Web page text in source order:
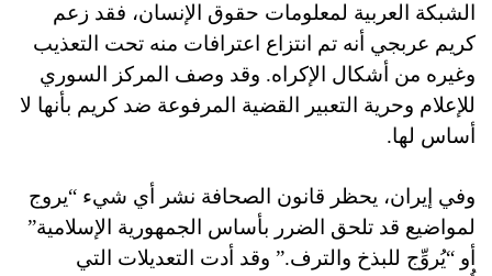
الشبكة العربية لمعلومات حقوق الإنسان، فقد زعم
كريم عربجي أنه تم انتزاع اعترافات منه تحت التعذيب
وغيره من أشكال الإكراه. وقد وصف المركز السوري
للإعلام وحرية التعبير القضية المرفوعة ضد كريم بأنها لا
أساس لها.
وفي إيران، يحظر قانون الصحافة نشر أي شيء “يروج
لمواضيع قد تلحق الضرر بأساس الجمهورية الإسلامية”
أو “يُروِّج للبذخ والترف.” وقد أدت التعديلات التي